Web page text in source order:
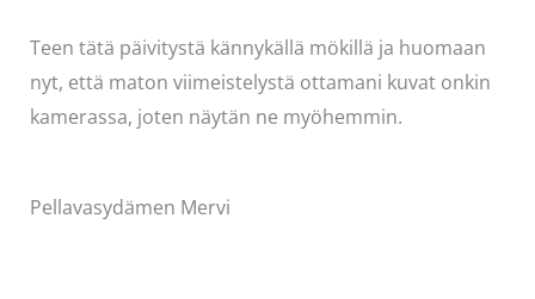
Teen tätä päivitystä kännykällä mökillä ja huomaan
nyt, että maton viimeistelystä ottamani kuvat onkin
kamerassa, joten näytän ne myöhemmin.
Pellavasydämen Mervi